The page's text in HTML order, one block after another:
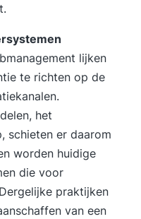
lijken
te richten op de
het
schieten er daarom
worden huidige
die voor
praktijken
van een